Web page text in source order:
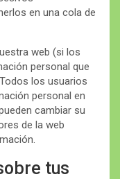
en una cola de
web (si los
personal que
los usuarios
personal en
cambiar su
de la web
tus